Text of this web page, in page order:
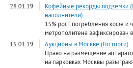
28.01.19
Кофейные рекорды подземки
наполнители)
15% рост потребления кофе и
метрополитене зафиксирован
15.01.19
Аукционы в Москве (Госторги)
Право на размещение
на парковках Москвы